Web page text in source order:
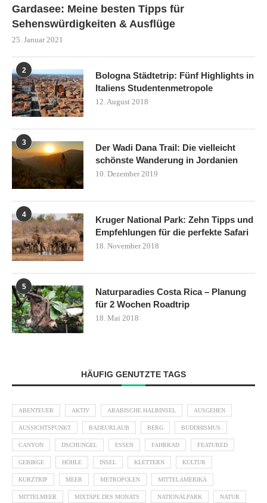
Gardasee: Meine besten Tipps für
Sehenswürdigkeiten & Ausflüge
25. Januar 2021
2
Bologna Städtetrip: Fünf Highlights in
Italiens Studentenmetropole
12. August 2018
3
Der Wadi Dana Trail: Die vielleicht
schönste Wanderung in Jordanien
10. Dezember 2019
4
Kruger National Park: Zehn Tipps und
Empfehlungen für die perfekte Safari
18. November 2018
5
Naturparadies Costa Rica – Planung
für 2 Wochen Roadtrip
18. Mai 2018
HÄUFIG GENUTZTE TAGS
ABENTEUER AKTIV ARABISCHE HALBINSEL AUSGEHEN
AUSSICHTSPUNKT BADEURLAUB BERG BUDDHISMUS
CANYON DSCHUNGEL ESSEN FAHRRAD FEATURED
GEBIRGE HÖHLE INSEL KLETTERN KULTUR
KURZTRIP MEER METROPOLEN MITTELAMERIKA
MITTELMEER MIXTAPE DES MONATS NATIONALPARK NATUR